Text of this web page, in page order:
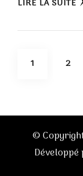
LIRE LA SUITE
PAGE
1 PAGE
2
©
Développé